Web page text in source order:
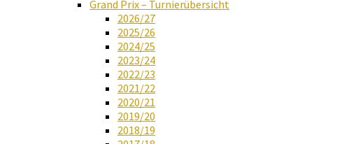
Grand Prix – Turnierübersicht
2026/27
2025/26
2024/25
2023/24
2022/23
2021/22
2020/21
2019/20
2018/19